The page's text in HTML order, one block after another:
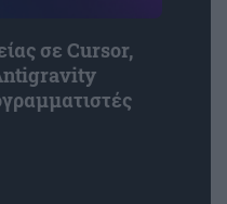
σε Cursor,